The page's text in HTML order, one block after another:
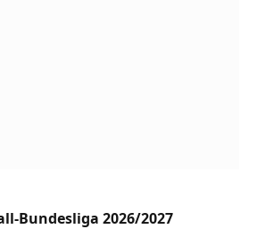
Bundesliga 2026/2027